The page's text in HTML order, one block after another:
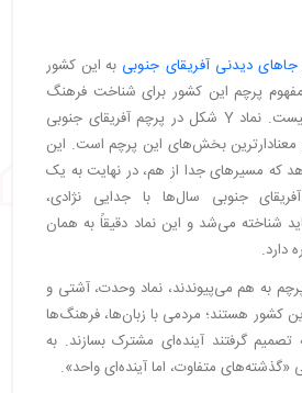
جاهای دیدنی آفریقای جنوبی به این کشور
مفهوم پرچم این کشور برای شناخت فرهنگ
مردم آن خالی از لطف نیست. نماد Y شکل در پرچم آفریقای جنوبی
معنادارترین بخش‌های این پرچم است. این
که مسیرهای جدا از هم، در نهایت به یک
جنوبی سال‌ها با جدایی نژادی،
شناخته می‌شد و این نماد دقیقاً به همان
دارد.
به هم می‌پیوندند، نماد وحدت، آشتی و
کشور هستند؛ مردمی با زبان‌ها، فرهنگ‌ها
گرفتند آینده‌ای مشترک بسازند. به